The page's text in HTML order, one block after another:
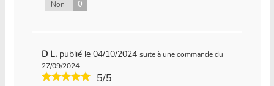
Non 0
D L. publié le 04/10/2024 suite à une commande du
27/09/2024
5/5